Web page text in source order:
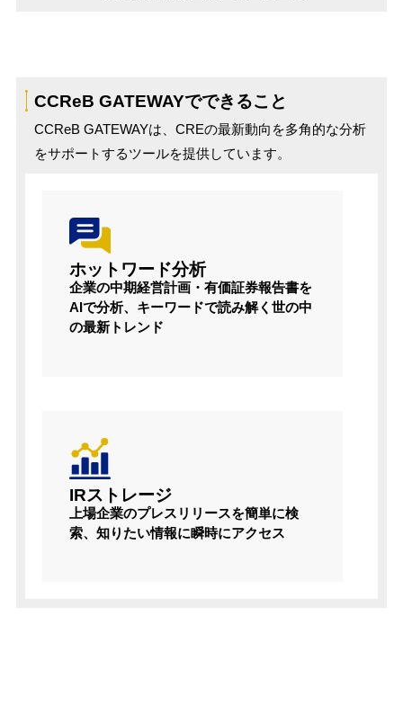
CCReB GATEWAYでできること
CCReB GATEWAYは、CREの最新動向を多角的な分析
をサポートするツールを提供しています。
ホットワード分析
企業の中期経営計画・有価証券報告書を
AIで分析、キーワードで読み解く世の中
の最新トレンド
IRストレージ
上場企業のプレスリリースを簡単に検
索、知りたい情報に瞬時にアクセス